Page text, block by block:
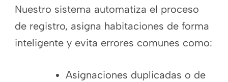
Nuestro sistema automatiza el proceso
de registro, asigna habitaciones de forma
inteligente y evita errores comunes como:
Asignaciones duplicadas o de